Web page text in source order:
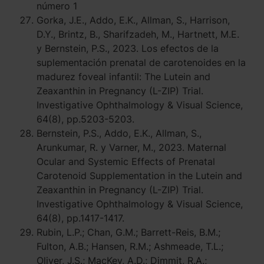
número 1
Gorka, J.E., Addo, E.K., Allman, S., Harrison,
D.Y., Brintz, B., Sharifzadeh, M., Hartnett, M.E.
y Bernstein, P.S., 2023. Los efectos de la
suplementación prenatal de carotenoides en la
madurez foveal infantil: The Lutein and
Zeaxanthin in Pregnancy (L-ZIP) Trial.
Investigative Ophthalmology & Visual Science,
64(8), pp.5203-5203.
Bernstein, P.S., Addo, E.K., Allman, S.,
Arunkumar, R. y Varner, M., 2023. Maternal
Ocular and Systemic Effects of Prenatal
Carotenoid Supplementation in the Lutein and
Zeaxanthin in Pregnancy (L-ZIP) Trial.
Investigative Ophthalmology & Visual Science,
64(8), pp.1417-1417.
Rubin, L.P.; Chan, G.M.; Barrett-Reis, B.M.;
Fulton, A.B.; Hansen, R.M.; Ashmeade, T.L.;
Oliver, J.S.; MacKey, A.D.; Dimmit, R.A.;